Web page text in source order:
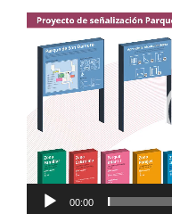
Reproductor
de
vídeo
00:00